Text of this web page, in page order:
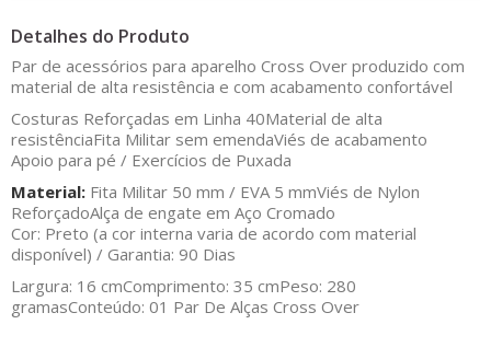
Detalhes do Produto
Par de acessórios para aparelho Cross Over produzido com
material de alta resistência e com acabamento confortável
Costuras Reforçadas em Linha 40Material de alta
resistênciaFita Militar sem emendaViés de acabamento
Apoio para pé / Exercícios de Puxada
Material: Fita Militar 50 mm / EVA 5 mmViés de Nylon
ReforçadoAlça de engate em Aço Cromado
Cor: Preto (a cor interna varia de acordo com material
disponível) / Garantia: 90 Dias
Largura: 16 cmComprimento: 35 cmPeso: 280
gramasConteúdo: 01 Par De Alças Cross Over